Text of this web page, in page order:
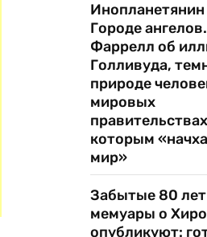
Инопланетянин
Городе
Фаррелл об
Голливуда,
природе
мировых
которым
мир»
Забытые 80 лет
мемуары о
опубликуют: